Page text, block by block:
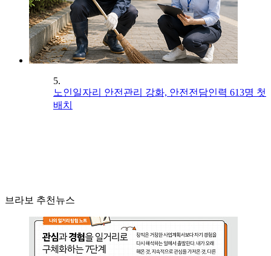
5.
노인일자리 안전관리 강화, 안전전담인력 613명 첫
배치
브라보 추천뉴스